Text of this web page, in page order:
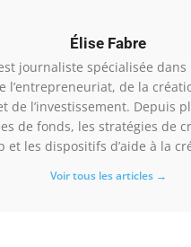
Élise Fabre
journaliste spécialisée
l’entrepreneuriat, de la
de l’investissement. Depuis
de fonds, les stratégies de
et les dispositifs d’aide à la
Voir tous les articles →